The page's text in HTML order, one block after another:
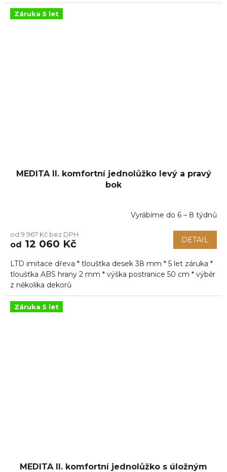
Záruka 5 let
MEDITA II. komfortní jednolůžko levý a pravý
bok
produktu
je
z
5
hvězdiček.
Vyrábíme do 6 – 8 týdnů
od 9 967 Kč bez DPH
od 12 060 Kč DETAIL
LTD imitace dřeva * tloušťka desek 38 mm * 5 let záruka *
tloušťka ABS hrany 2 mm * výška postranice 50 cm * výběr
z několika dekorů
Záruka 5 let
MEDITA II. komfortní jednolůžko s úložným